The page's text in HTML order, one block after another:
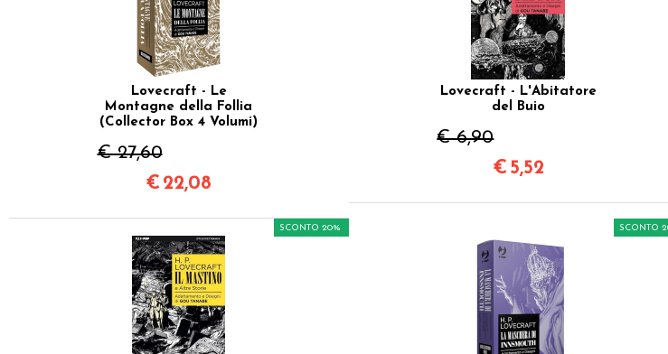
Lovecraft - Le
Montagne della Follia
(Collector Box 4 Volumi)
€ 27,60
€ 22,08
Lovecraft - L'Abitatore
del Buio
€ 6,90
€ 5,52
SCONTO 20% SCONTO